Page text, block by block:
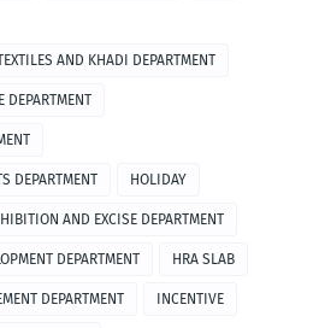
AND KHADI DEPARTMENT
DEPARTMENT
DEPARTMENT HOLIDAY
AND EXCISE DEPARTMENT
DEPARTMENT HRA SLAB
DEPARTMENT INCENTIVE